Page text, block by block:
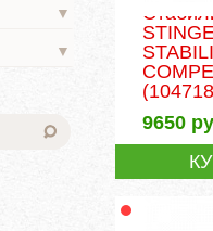
▼
▼
9650